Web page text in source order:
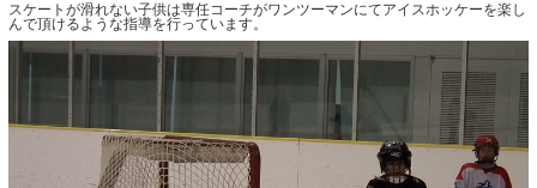
スケートが滑れない子供は専任コーチがワンツーマンにてアイスホッケーを楽し
んで頂けるような指導を行っています。